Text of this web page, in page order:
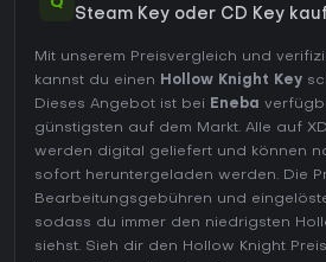
Q
Steam Key oder CD Key
Mit unserem Preisvergleich und
kannst du einen Hollow Knight Key
Dieses Angebot ist bei Eneba
günstigsten auf dem Markt. Alle auf
werden digital geliefert und können
sofort heruntergeladen werden. Die
Bearbeitungsgebühren und
sodass du immer den niedrigsten
siehst. Sieh dir den Hollow Knight